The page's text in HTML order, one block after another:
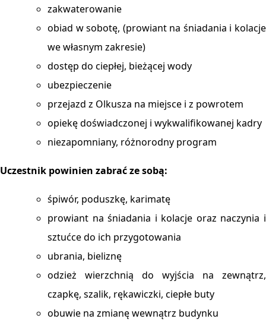
zakwaterowanie
obiad w sobotę, (prowiant na śniadania i kolacje
we własnym zakresie)
dostęp do ciepłej, bieżącej wody
ubezpieczenie
przejazd z Olkusza na miejsce i z powrotem
opiekę doświadczonej i wykwalifikowanej kadry
niezapomniany, różnorodny program
Uczestnik powinien zabrać ze sobą:
śpiwór, poduszkę, karimatę
prowiant na śniadania i kolacje oraz naczynia i
sztućce do ich przygotowania
ubrania, bieliznę
odzież wierzchnią do wyjścia na zewnątrz,
czapkę, szalik, rękawiczki, ciepłe buty
obuwie na zmianę wewnątrz budynku